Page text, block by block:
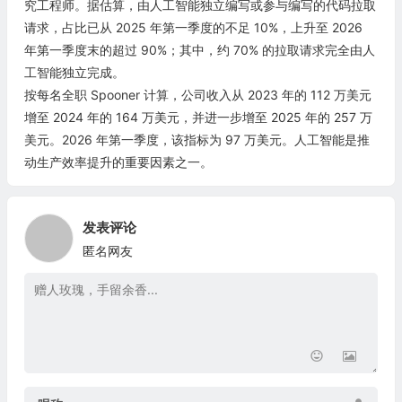
究工程师。据估算，由人工智能独立编写或参与编写的代码拉取
请求，占比已从 2025 年第一季度的不足 10%，上升至 2026
年第一季度末的超过 90%；其中，约 70% 的拉取请求完全由人
工智能独立完成。
按每名全职 Spooner 计算，公司收入从 2023 年的 112 万美元
增至 2024 年的 164 万美元，并进一步增至 2025 年的 257 万
美元。2026 年第一季度，该指标为 97 万美元。人工智能是推
动生产效率提升的重要因素之一。
发表评论
匿名网友